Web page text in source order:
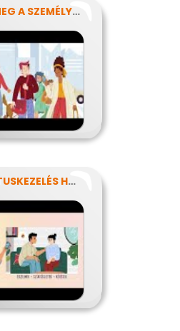
ISMERD MEG A SZEMÉLYISÉGED!
KONFLIKTUSKEZELÉS HATÉKONYAN